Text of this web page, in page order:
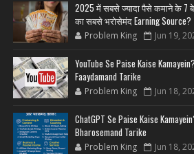
2025 में सबसे ज्यादा पैसे कमाने के 7
का सबसे भरोसेमंद Earning Source?
Problem King Jun 19,
YouTube Se Paise Kaise
Faaydamand Tarike
Problem King Jun 18,
ChatGPT Se Paise Kaise
Bharosemand Tarike
Problem King Jun 18,